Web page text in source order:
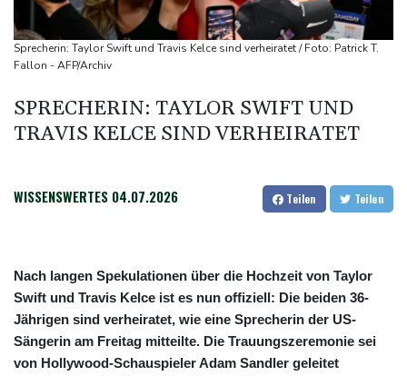
Elektrozeitalter
Skoda Kodiaq gegen VW Tayron: Das bessere Familien-SUV
Leagues Cup: Müller mit Vancouver schon ausgeschieden
Sprecherin: Taylor Swift und Travis Kelce sind verheiratet / Foto: Patrick T.
Fallon - AFP/Archiv
SPRECHERIN: TAYLOR SWIFT UND
TRAVIS KELCE SIND VERHEIRATET
WISSENSWERTES 04.07.2026 Teilen Teilen
Nach langen Spekulationen über die Hochzeit von Taylor
Swift und Travis Kelce ist es nun offiziell: Die beiden 36-
Jährigen sind verheiratet, wie eine Sprecherin der US-
Sängerin am Freitag mitteilte. Die Trauungszeremonie sei
von Hollywood-Schauspieler Adam Sandler geleitet